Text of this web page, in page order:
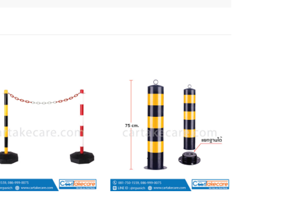
เพิ่มไป
ยัง
โปรด
โปรด